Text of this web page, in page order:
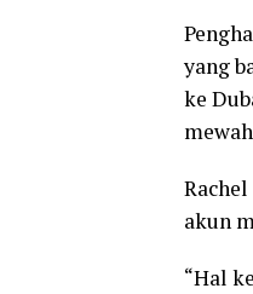
yang
ke
akun
“Hal